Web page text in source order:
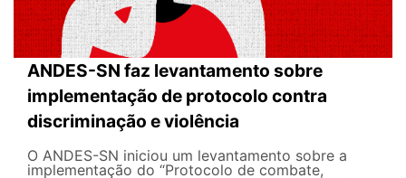
ANDES-SN faz levantamento sobre
implementação de protocolo contra
discriminação e violência
O ANDES-SN iniciou um levantamento sobre a
implementação do “Protocolo de combate,